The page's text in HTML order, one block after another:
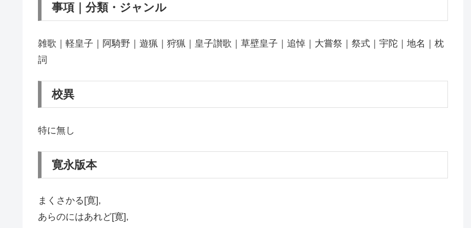
事項｜分類・ジャンル
雑歌｜軽皇子｜阿騎野｜遊猟｜狩猟｜皇子讃歌｜草壁皇子｜追悼｜大嘗祭｜祭式｜宇陀｜地名｜枕
詞
校異
特に無し
寛永版本
まくさかる[寛],
あらのにはあれど[寛],